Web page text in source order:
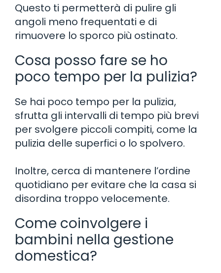
Questo ti permetterà di pulire gli
angoli meno frequentati e di
rimuovere lo sporco più ostinato.
Cosa posso fare se ho
poco tempo per la pulizia?
Se hai poco tempo per la pulizia,
sfrutta gli intervalli di tempo più brevi
per svolgere piccoli compiti, come la
pulizia delle superfici o lo spolvero.
Inoltre, cerca di mantenere l’ordine
quotidiano per evitare che la casa si
disordina troppo velocemente.
Come coinvolgere i
bambini nella gestione
domestica?